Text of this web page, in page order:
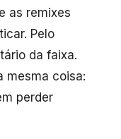
as remixes
Pelo
da faixa.
mesma coisa:
perder